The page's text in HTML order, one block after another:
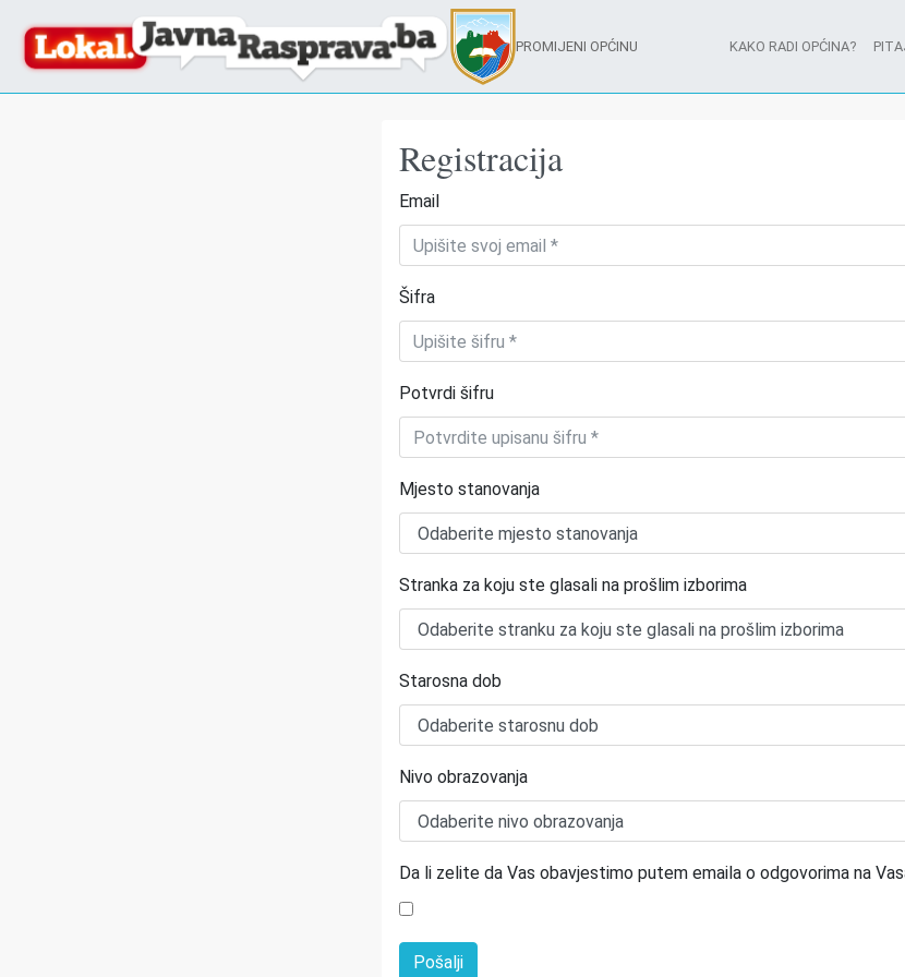
PROMIJENI OPĆINU KAKO RADI OPĆINA?
Registracija
Email
Šifra
Potvrdi šifru
Mjesto stanovanja
Stranka za koju ste glasali na prošlim izborima
Starosna dob
Nivo obrazovanja
Da li zelite da Vas obavjestimo putem emaila o odgovorima na